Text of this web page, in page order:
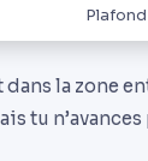
la zone
tu